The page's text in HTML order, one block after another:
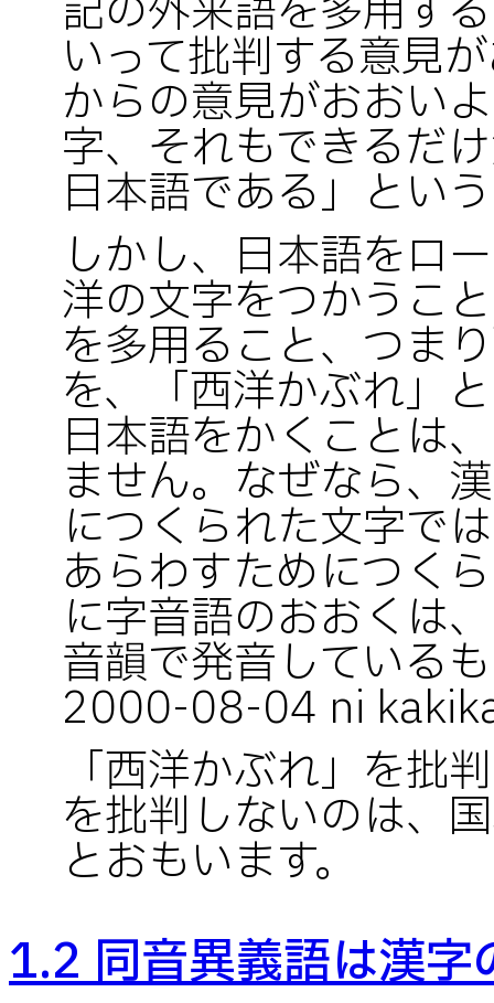
記の外来語を多用す
いって批判する意見
からの意見がおおい
字、それもできるだ
日本語である」とい
しかし、日本語をロ
洋の文字をつかうこ
を多用ること、つま
を、「西洋かぶれ」
日本語をかくことは
ません。なぜなら、
につくられた文字で
あらわすためにつく
に字音語のおおくは
音韻で発音している
2000-08-04 ni
「西洋かぶれ」を批
を批判しないのは、
とおもいます。
1.2 同音異義語は漢字